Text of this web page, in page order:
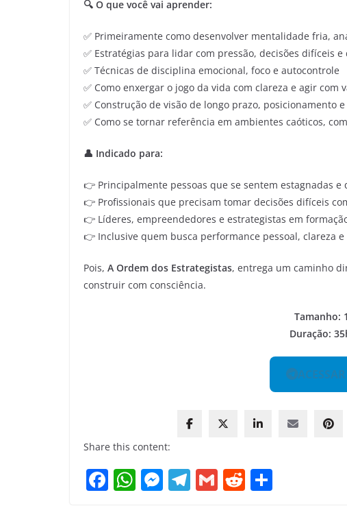
🔍 O que você vai aprender:
✅ Primeiramente como desenvolver mentalidade fria,
✅ Estratégias para lidar com pressão, decisões difíceis e
✅ Técnicas de disciplina emocional, foco e autocontrole
✅ Como enxergar o jogo da vida com clareza e agir com
✅ Construção de visão de longo prazo, posicionamento
✅ Como se tornar referência em ambientes caóticos,
👤 Indicado para:
👉 Principalmente pessoas que se sentem estagnadas
👉 Profissionais que precisam tomar decisões difíceis
👉 Líderes, empreendedores e estrategistas em
👉 Inclusive quem busca performance pessoal, clareza
Pois, A Ordem dos Estrategistas, entrega um caminho
construir com consciência.
Tamanho:
Duração:
Share this content:
F W M T G R